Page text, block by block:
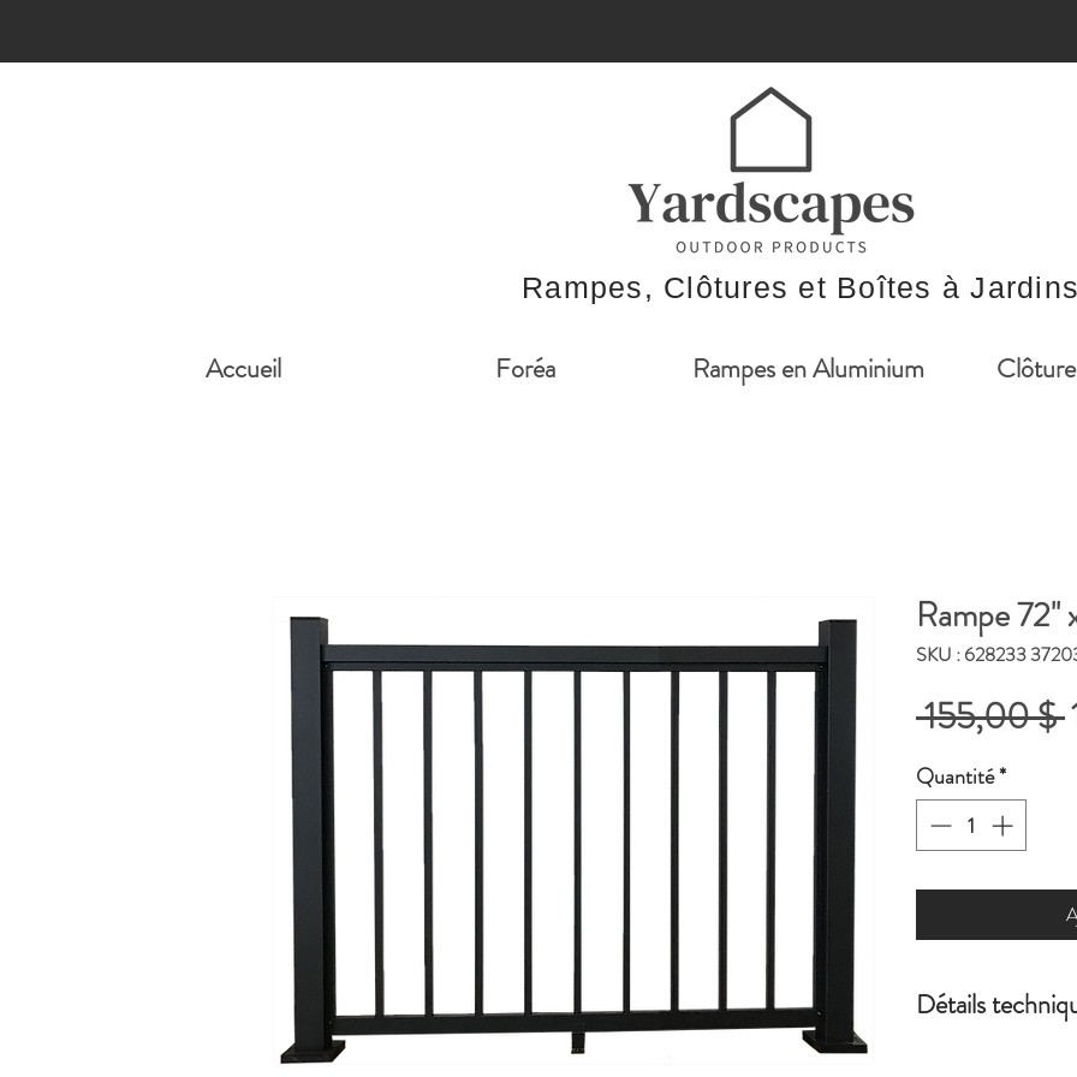
Rampes, Clôtures et Boîtes à Jardins
Accueil Foréa Rampes en Aluminium
Rampe
SKU : 628233
155,00 $
Quantité*
Détails